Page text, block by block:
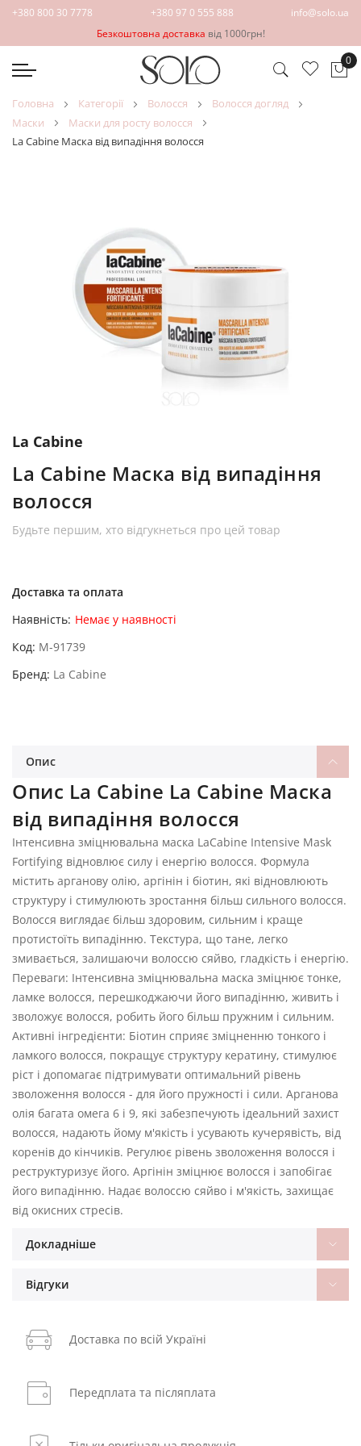
+380 800 30 7778 +380 97 0 555 888
info@solo.ua
Безкоштовна доставка від 1000грн!
0
головна категорії волосся
волосся догляд
маски
маски для росту волосся
La Cabine Маска від випадіння волосся
La Cabine
La Cabine Маска від випадіння
волосся
Будьте першим, хто відгукнеться про цей товар
Доставка та оплата
Наявність: Немає у наявності
Код M-91739
Бренд La Cabine
Опис
Опис La Cabine La Cabine Маска
від випадіння волосся
Інтенсивна зміцнювальна маска LaCabine Intensive Mask
Fortifying відновлює силу і енергію волосся. Формула
містить арганову олію, аргінін і біотин, які відновлюють
структуру і стимулюють зростання більш сильного волосся.
Волосся виглядає більш здоровим, сильним і краще
протистоїть випадінню. Текстура, що тане, легко
змивається, залишаючи волоссю сяйво, гладкість і енергію.
Переваги: Інтенсивна зміцнювальна маска зміцнює тонке,
ламке волосся, перешкоджаючи його випадінню, живить і
зволожує волосся, робить його більш пружним і сильним.
Активні інгредієнти: Біотин сприяє зміцненню тонкого і
ламкого волосся, покращує структуру кератину, стимулює
ріст і допомагає підтримувати оптимальний рівень
зволоження волосся - для його пружності і сили. Арганова
олія багата омега 6 і 9, які забезпечують ідеальний захист
волосся, надають йому м'якість і усувають кучерявість, від
коренів до кінчиків. Регулює рівень зволоження волосся і
реструктуризує його. Аргінін зміцнює волосся і запобігає
його випадінню. Надає волоссю сяйво і м'якість, захищає
від окисних стресів.
Докладніше
Відгуки
Доставка по всій Україні
Передплата та післяплата